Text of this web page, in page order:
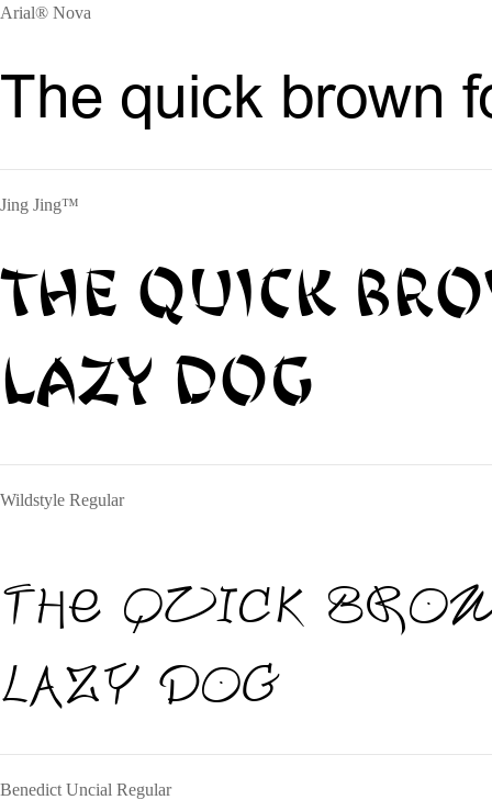
Arial® Nova
The quick brown
Jing Jing™
The quick
lazy dog
Wildstyle Regular
The quick
lazy dog
Benedict Uncial Regular